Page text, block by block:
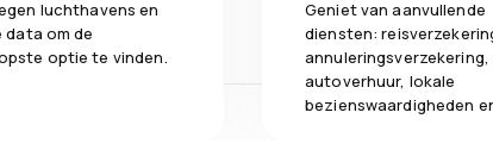
luchthavens en
data om de
optie te vinden.
Geniet van aanvullende
diensten:
annuleringsverzekering,
autoverhuur, lokale
bezienswaardigheden